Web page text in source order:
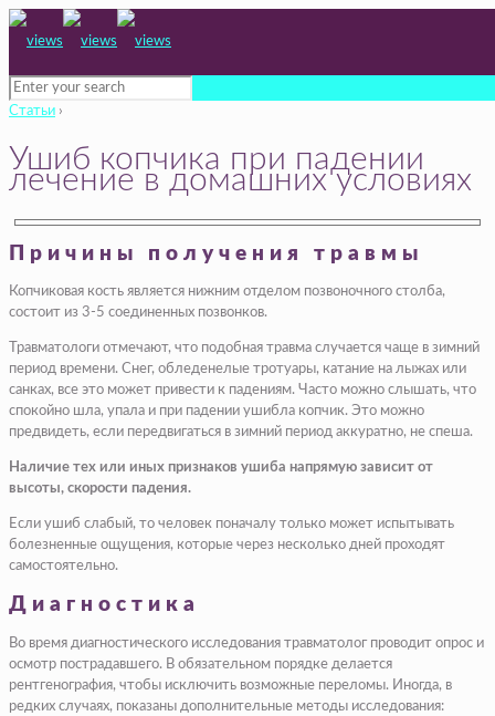
Статьи ›
Ушиб копчика при падении
лечение в домашних условиях
Причины получения травмы
Копчиковая кость является нижним отделом позвоночного столба,
состоит из 3-5 соединенных позвонков.
Травматологи отмечают, что подобная травма случается чаще в зимний
период времени. Снег, обледенелые тротуары, катание на лыжах или
санках, все это может привести к падениям. Часто можно слышать, что
спокойно шла, упала и при падении ушибла копчик. Это можно
предвидеть, если передвигаться в зимний период аккуратно, не спеша.
Наличие тех или иных признаков ушиба напрямую зависит от
высоты, скорости падения.
Если ушиб слабый, то человек поначалу только может испытывать
болезненные ощущения, которые через несколько дней проходят
самостоятельно.
Диагностика
Во время диагностического исследования травматолог проводит опрос и
осмотр пострадавшего. В обязательном порядке делается
рентгенография, чтобы исключить возможные переломы. Иногда, в
редких случаях, показаны дополнительные методы исследования: